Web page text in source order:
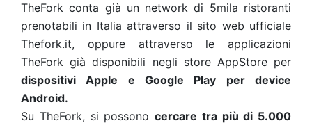
TheFork conta già un network di 5mila ristoranti
prenotabili in Italia attraverso il sito web ufficiale
Thefork.it, oppure attraverso le applicazioni
TheFork già disponibili negli store AppStore per
dispositivi Apple e Google Play per device
Android.
Su TheFork, si possono cercare tra più di 5.000